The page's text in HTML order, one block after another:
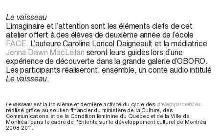
Le vaisseau
L’imaginaire et l’attention sont les éléments clefs de cet
atelier offert à des élèves de deuxième année de l’école
FACE. L’auteure Caroline Loncol Daigneault et la médiatrice
Jenna Dawn MacLellan seront leurs guides lors d’une
expérience de découverte dans la grande galerie d’OBORO.
Les participants réaliseront, ensemble, un conte audio intitulé
Le vaisseau.
Le vaisseau est la troisième et dernière activité du cycle des Ateliers parcellaires
réalisé grâce au soutien financier du ministère de la Culture, des
Communications et de la Condition féminine du Québec et de la Ville de
Montréal dans le cadre de l'Entente sur le développement culturel de Montréal
2008-2011.